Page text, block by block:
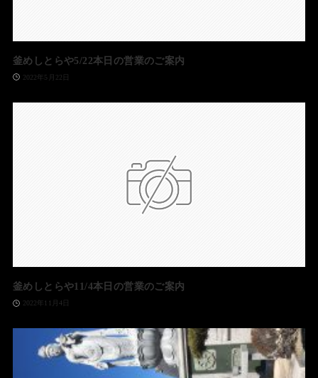
釜めしとらや5/22本日の営業のご案内
2022年5月22日
釜めしとらや11/4本日の営業のご案内
2022年11月4日